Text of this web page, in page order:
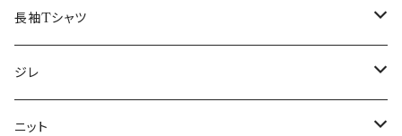
50/XL～
48/L
50/XL～
46/M
48/L
50/XL～
～44/S
46/M
48/L
長袖Tシャツ
～44/S
46/M
ジレ
～44/S
ニット